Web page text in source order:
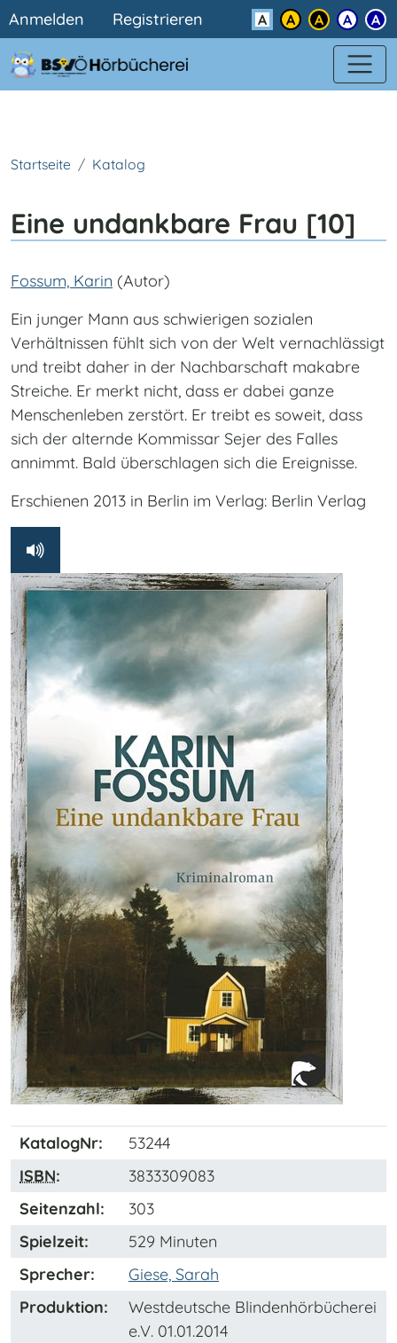
Direkt zum Inhalt
Benutzermenü
Anmelden Registrieren Kontrast
Startseite Katalog
Eine undankbare Frau [10]
Fossum, Karin (Autor)
Ein junger Mann aus schwierigen sozialen
Verhältnissen fühlt sich von der Welt vernachlässigt
und treibt daher in der Nachbarschaft makabre
Streiche. Er merkt nicht, dass er dabei ganze
Menschenleben zerstört. Er treibt es soweit, dass
sich der alternde Kommissar Sejer des Falles
annimmt. Bald überschlagen sich die Ereignisse.
Erschienen 2013 in Berlin im Verlag: Berlin Verlag
KatalogNr:
53244
ISBN:
3833309083
Seitenzahl:
303
Spielzeit:
529 Minuten
Sprecher:
Giese, Sarah
Produktion:
Westdeutsche Blindenhörbücherei
e.V. 01.01.2014